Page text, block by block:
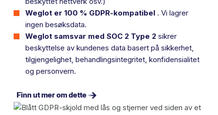
Weglot er 100 % GDPR-kompatibel . Vi lagrer
ingen besøksdata.
Weglot samsvar med SOC 2 Type 2 sikrer
beskyttelse av kundenes data basert på sikkerhet,
tilgjengelighet, behandlingsintegritet, konfidensialitet
og personvern.
Finn ut mer om dette